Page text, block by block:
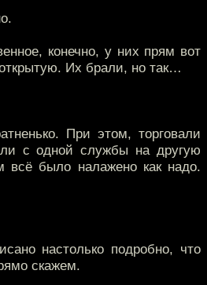
конечно, у них прям вот
Их брали, но так…
При этом, торговали
с одной службы на другую
было налажено как надо.
настолько подробно, что
скажем.